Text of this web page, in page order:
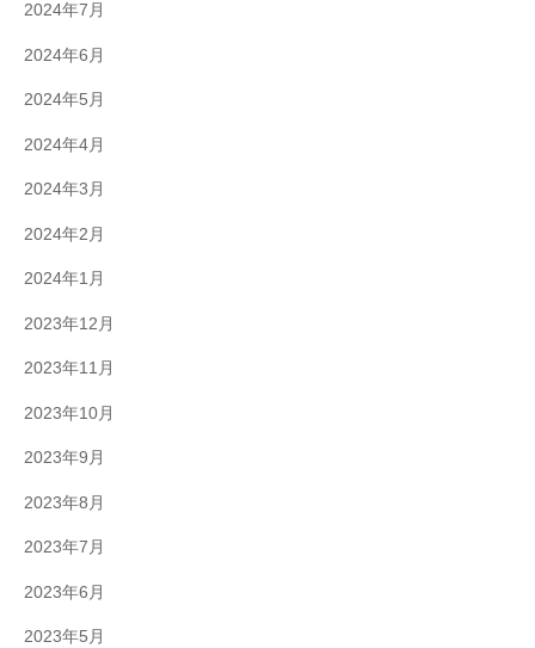
2024年7月
2024年6月
2024年5月
2024年4月
2024年3月
2024年2月
2024年1月
2023年12月
2023年11月
2023年10月
2023年9月
2023年8月
2023年7月
2023年6月
2023年5月